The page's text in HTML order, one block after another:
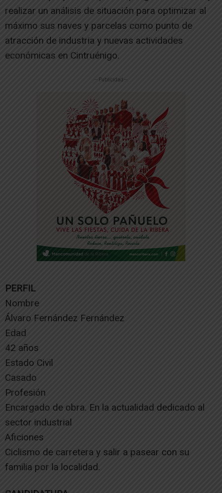
realizar un análisis de situación para optimizar al
máximo sus naves y parcelas como punto de
atracción de industria y nuevas actividades
económicas en Cintruénigo.
-- Publicidad --
PERFIL
Nombre
Álvaro Fernández Fernández
Edad
42 años
Estado Civil
Casado
Profesión
Encargado de obra. En la actualidad dedicado al
sector industrial
Aficiones
Ciclismo de carretera y salir a pasear con su
familia por la localidad.